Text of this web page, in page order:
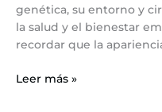
genética, su entorno y
la salud y el bienestar
recordar que la
Leer más »